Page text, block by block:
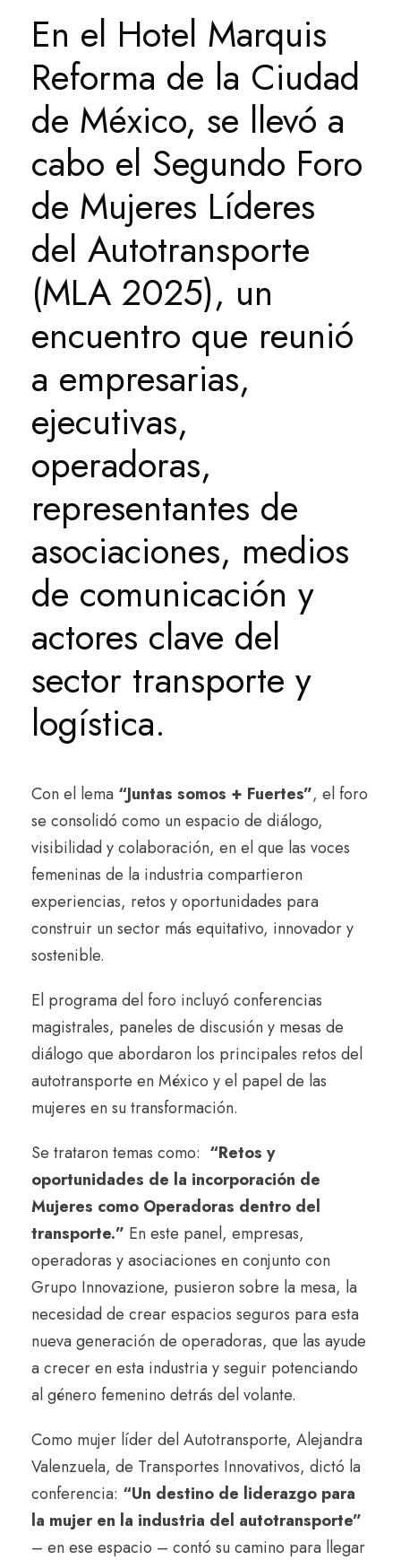
En el Hotel Marquis
Reforma de la Ciudad
de México, se llevó a
cabo el Segundo Foro
de Mujeres Líderes
del Autotransporte
(MLA 2025), un
encuentro que reunió
a empresarias,
ejecutivas,
operadoras,
representantes de
asociaciones, medios
de comunicación y
actores clave del
sector transporte y
logística.
Con el lema “Juntas somos + Fuertes”, el foro
se consolidó como un espacio de diálogo,
visibilidad y colaboración, en el que las voces
femeninas de la industria compartieron
experiencias, retos y oportunidades para
construir un sector más equitativo, innovador y
sostenible.
El programa del foro incluyó conferencias
magistrales, paneles de discusión y mesas de
diálogo que abordaron los principales retos del
autotransporte en México y el papel de las
mujeres en su transformación.
Se trataron temas como: “Retos y
oportunidades de la incorporación de
Mujeres como Operadoras dentro del
transporte.” En este panel, empresas,
operadoras y asociaciones en conjunto con
Grupo Innovazione, pusieron sobre la mesa, la
necesidad de crear espacios seguros para esta
nueva generación de operadoras, que las ayude
a crecer en esta industria y seguir potenciando
al género femenino detrás del volante.
Como mujer líder del Autotransporte, Alejandra
Valenzuela, de Transportes Innovativos, dictó la
conferencia: “Un destino de liderazgo para
la mujer en la industria del autotransporte”
– en ese espacio – contó su camino para llegar